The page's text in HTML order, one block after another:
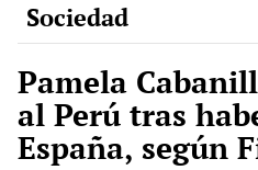
Sociedad
Pamela
al Perú tras
España, según